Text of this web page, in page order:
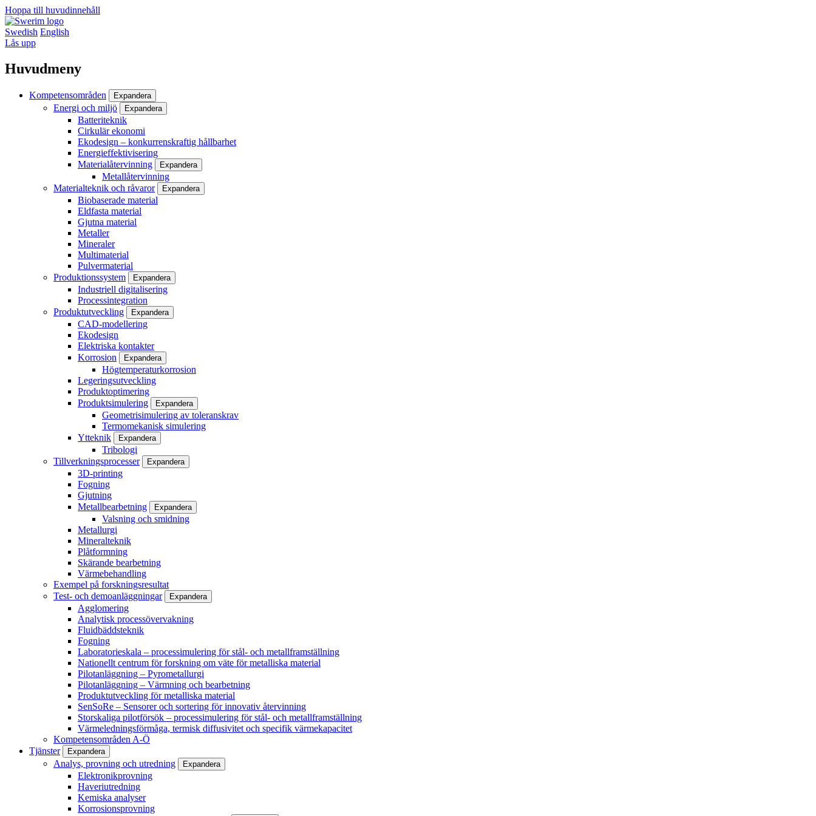
Hoppa till huvudinnehåll
Swedish English
Lås upp
Huvudmeny
Kompetensområden Expandera
Energi och miljö Expandera
Batteriteknik
Cirkulär ekonomi
Ekodesign – konkurrenskraftig hållbarhet
Energieffektivisering
Materialåtervinning
Expandera
Metallåtervinning
Materialteknik och råvaror
Expandera
Biobaserade material
Eldfasta material
Gjutna material
Metaller
Mineraler
Multimaterial
Pulvermaterial
Produktionssystem
Expandera
Industriell digitalisering
Processintegration
Produktutveckling
Expandera
CAD-modellering
Ekodesign
Elektriska kontakter
Korrosion
Expandera
Högtemperaturkorrosion
Legeringsutveckling
Produktoptimering
Produktsimulering
Expandera
Geometrisimulering av toleranskrav
Termomekanisk simulering
Ytteknik
Expandera
Tribologi
Tillverkningsprocesser
Expandera
3D-printing
Fogning
Gjutning
Metallbearbetning
Expandera
Valsning och smidning
Metallurgi
Mineralteknik
Plåtformning
Skärande bearbetning
Värmebehandling
Exempel på forskningsresultat
Test- och demoanläggningar
Expandera
Agglomering
Analytisk processövervakning
Fluidbäddsteknik
Fogning
Laboratorieskala – processimulering för stål- och metallframställning
Nationellt centrum för forskning om väte för metalliska material
Pilotanläggning – Pyrometallurgi
Pilotanläggning – Värmning och bearbetning
Produktutveckling för metalliska material
SenSoRe – Sensorer och sortering för innovativ återvinning
Storskaliga pilotförsök – processimulering för stål- och metallframställning
Värmeledningsförmåga, termisk diffusivitet och specifik värmekapacitet
Kompetensområden A-Ö
Tjänster
Expandera
Analys, provning och utredning Expandera
Elektronikprovning
Haveriutredning
Kemiska analyser
Korrosionsprovning